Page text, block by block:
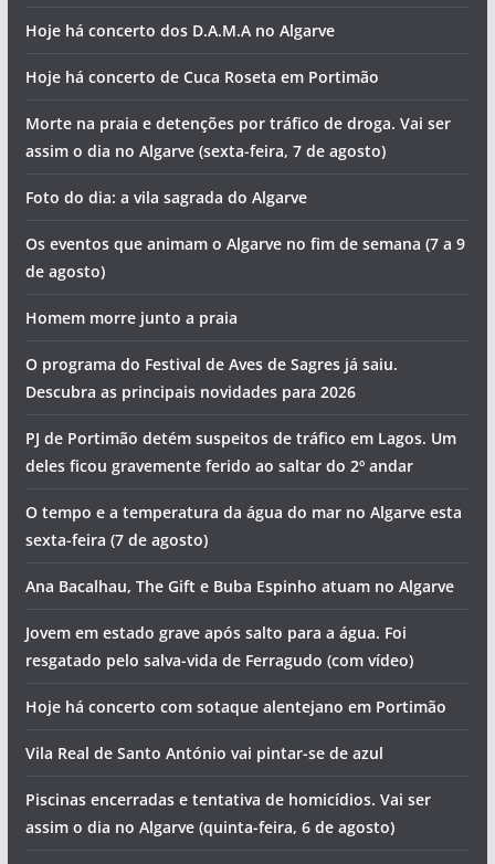
Hoje há concerto dos D.A.M.A no Algarve
Hoje há concerto de Cuca Roseta em Portimão
Morte na praia e detenções por tráfico de droga. Vai ser
assim o dia no Algarve (sexta-feira, 7 de agosto)
Foto do dia: a vila sagrada do Algarve
Os eventos que animam o Algarve no fim de semana (7 a 9
de agosto)
Homem morre junto a praia
O programa do Festival de Aves de Sagres já saiu.
Descubra as principais novidades para 2026
PJ de Portimão detém suspeitos de tráfico em Lagos. Um
deles ficou gravemente ferido ao saltar do 2º andar
O tempo e a temperatura da água do mar no Algarve esta
sexta-feira (7 de agosto)
Ana Bacalhau, The Gift e Buba Espinho atuam no Algarve
Jovem em estado grave após salto para a água. Foi
resgatado pelo salva-vida de Ferragudo (com vídeo)
Hoje há concerto com sotaque alentejano em Portimão
Vila Real de Santo António vai pintar-se de azul
Piscinas encerradas e tentativa de homicídios. Vai ser
assim o dia no Algarve (quinta-feira, 6 de agosto)